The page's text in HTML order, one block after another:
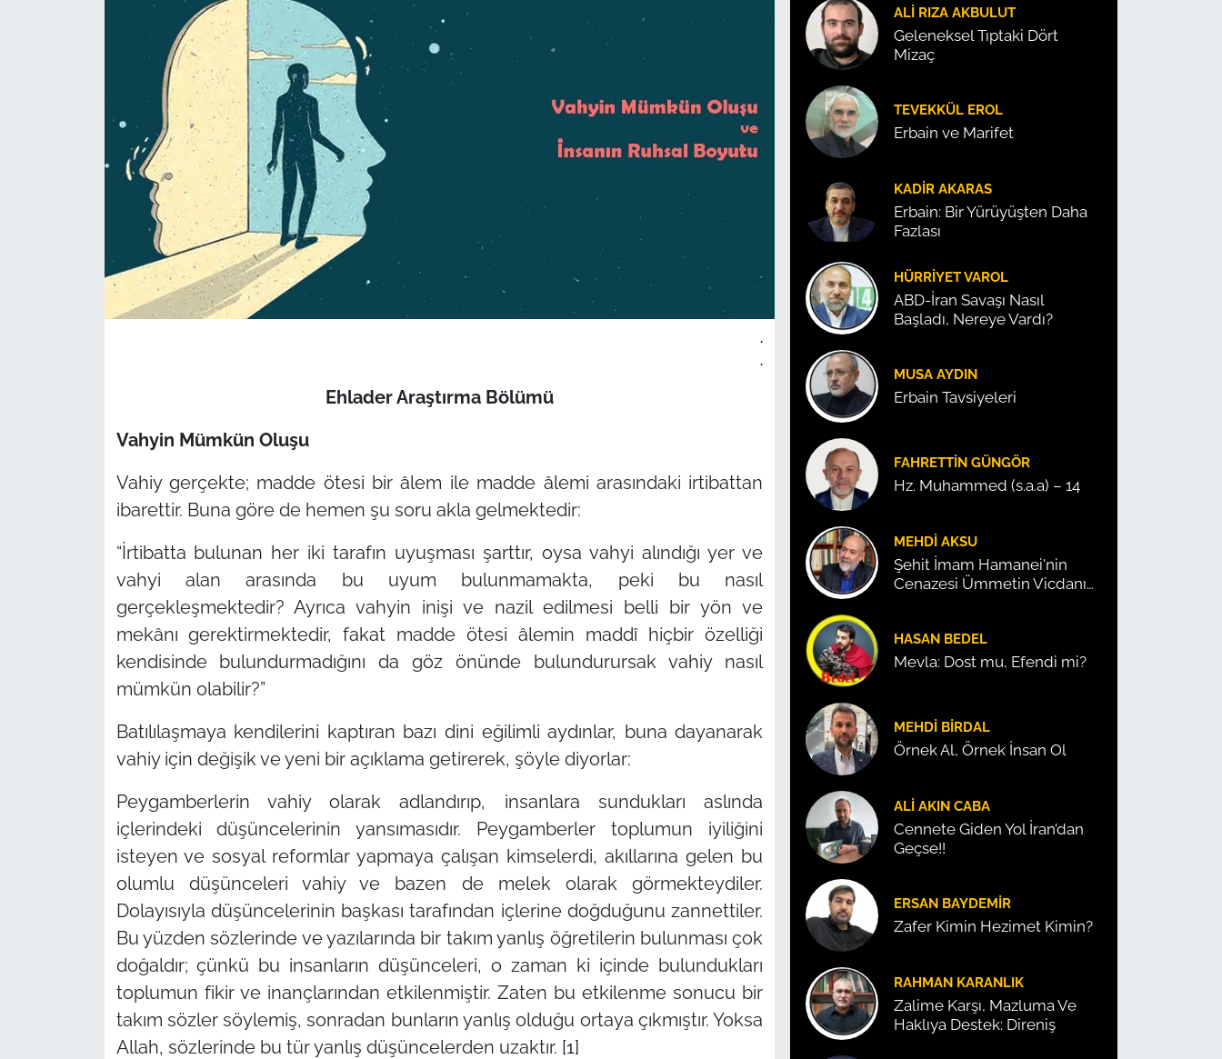
.
.
Ehlader Araştırma Bölümü
Vahyin Mümkün Oluşu
Vahiy gerçekte; madde ötesi bir âlem ile madde âlemi arasındaki irtibattan
ibarettir. Buna göre de hemen şu soru akla gelmektedir:
“İrtibatta bulunan her iki tarafın uyuşması şarttır, oysa vahyi alındığı yer ve
vahyi alan arasında bu uyum bulunmamakta, peki bu nasıl
gerçekleşmektedir? Ayrıca vahyin inişi ve nazil edilmesi belli bir yön ve
mekânı gerektirmektedir, fakat madde ötesi âlemin maddî hiçbir özelliği
kendisinde bulundurmadığını da göz önünde bulundurursak vahiy nasıl
mümkün olabilir?”
Batılılaşmaya kendilerini kaptıran bazı dini eğilimli aydınlar, buna dayanarak
vahiy için değişik ve yeni bir açıklama getirerek, şöyle diyorlar:
Peygamberlerin vahiy olarak adlandırıp, insanlara sundukları aslında
içlerindeki düşüncelerinin yansımasıdır. Peygamberler toplumun iyiliğini
isteyen ve sosyal reformlar yapmaya çalışan kimselerdi, akıllarına gelen bu
olumlu düşünceleri vahiy ve bazen de melek olarak görmekteydiler.
Dolayısıyla düşüncelerinin başkası tarafından içlerine doğduğunu zannettiler.
Bu yüzden sözlerinde ve yazılarında bir takım yanlış öğretilerin bulunması çok
doğaldır; çünkü bu insanların düşünceleri, o zaman ki içinde bulundukları
toplumun fikir ve inançlarından etkilenmiştir. Zaten bu etkilenme sonucu bir
takım sözler söylemiş, sonradan bunların yanlış olduğu ortaya çıkmıştır. Yoksa
Allah, sözlerinde bu tür yanlış düşüncelerden uzaktır. [1]
ALI RIZA AKBULUT
Geleneksel Tıptaki Dört
Mizaç
TEVEKKÜL EROL
Erbain ve Marifet
KADIR AKARAS
Erbain: Bir Yürüyüşten Daha
Fazlası
HÜRRIYET VAROL
ABD-İran Savaşı Nasıl
Başladı, Nereye Vardı?
MUSA AYDIN
Erbain Tavsiyeleri
FAHRETTIN GÜNGÖR
Hz. Muhammed (s.a.a) – 14
MEHDI AKSU
Şehit İmam Hamanei'nin
Cenazesi Ümmetin Vicdanını
HASAN BEDEL
Mevla: Dost mu, Efendi mi?
MEHDI BIRDAL
Örnek Al, Örnek İnsan Ol
ALI AKIN CABA
Cennete Giden Yol İran’dan
Geçse!!
ERSAN BAYDEMIR
Zafer Kimin Hezimet Kimin?
RAHMAN KARANLIK
Zalime Karşı, Mazluma Ve
Haklıya Destek: Direniş